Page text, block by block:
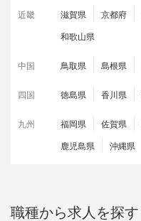
近畿 滋賀県 京都府
和歌山県
中国 鳥取県 島根県
四国 徳島県 香川県
九州 福岡県 佐賀県
鹿児島県
沖縄県
職種から求人を探す